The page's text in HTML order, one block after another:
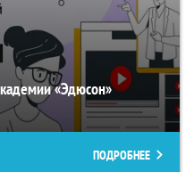
«Эдюсон»
ПОДРОБНЕЕ